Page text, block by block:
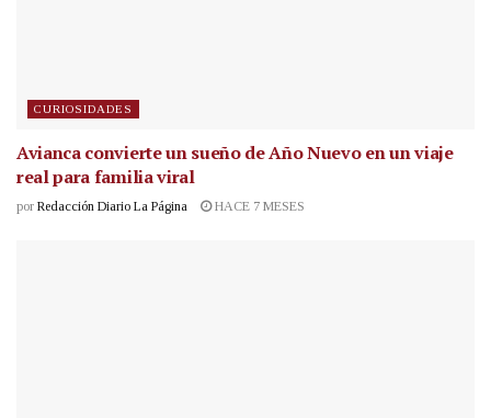
CURIOSIDADES
Avianca convierte un sueño de Año Nuevo en un viaje
real para familia viral
por Redacción Diario La Página HACE 7 MESES